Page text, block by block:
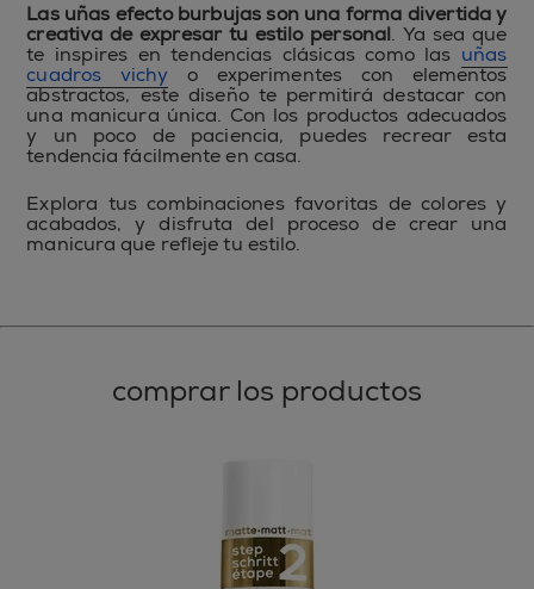
Las uñas efecto burbujas son una forma divertida y
creativa de expresar tu estilo personal. Ya sea que
te inspires en tendencias clásicas como las uñas
cuadros vichy o experimentes con elementos
abstractos, este diseño te permitirá destacar con
una manicura única. Con los productos adecuados
y un poco de paciencia, puedes recrear esta
tendencia fácilmente en casa.
Explora tus combinaciones favoritas de colores y
acabados, y disfruta del proceso de crear una
manicura que refleje tu estilo.
comprar los productos